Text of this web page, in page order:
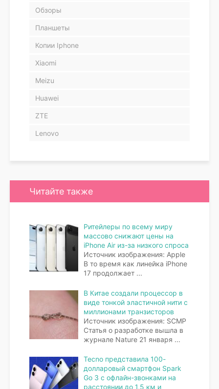
Обзоры
Планшеты
Копии Iphone
Xiaomi
Meizu
Huawei
ZTE
Lenovo
Читайте также
Ритейлеры по всему миру
массово снижают цены на
iPhone Air из-за низкого спроса
Источник изображения: Apple
В то время как линейка iPhone
17 продолжает ...
В Китае создали процессор в
виде тонкой эластичной нити с
миллионами транзисторов
Источник изображения: SCMP
Статья о разработке вышла в
журнале Nature 21 января ...
Tecno представила 100-
долларовый смартфон Spark
Go 3 с офлайн-звонками на
расстоянии до 1,5 км и